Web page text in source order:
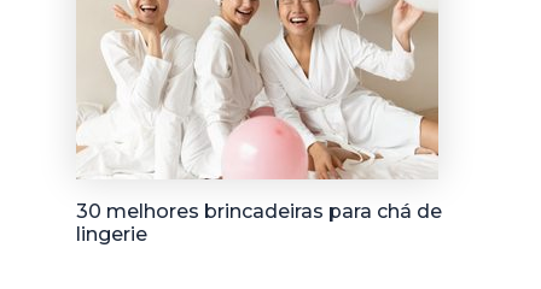
30 melhores brincadeiras para chá de
lingerie